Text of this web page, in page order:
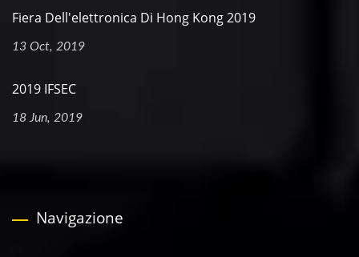
Fiera Dell'elettronica Di Hong Kong 2019
13 Oct, 2019
2019 IFSEC
18 Jun, 2019
Navigazione